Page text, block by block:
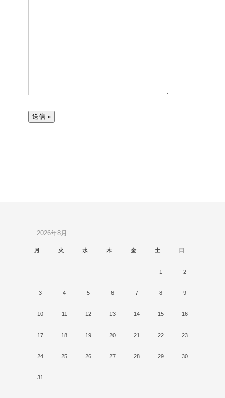
2026年8月
月 火 水 木 金 土 日
1 2
3 4 5 6 7 8 9
10 11 12 13 14 15 16
17 18 19 20 21 22 23
24 25 26 27 28 29 30
31